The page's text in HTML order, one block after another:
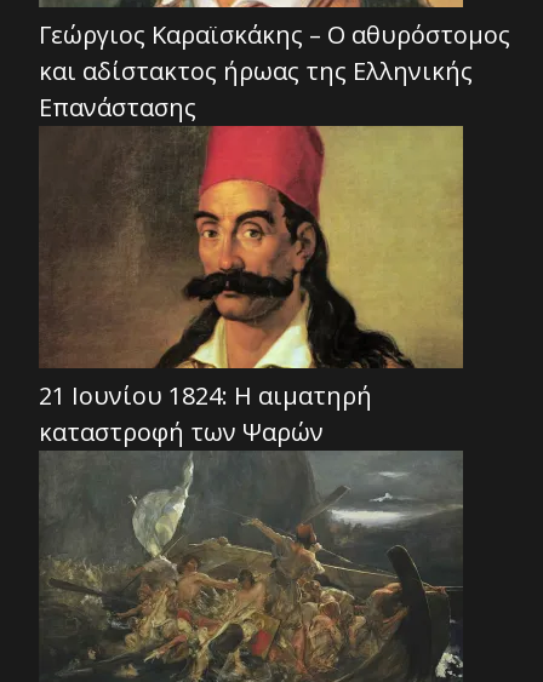
Γεώργιος Καραϊσκάκης – Ο αθυρόστομος
και αδίστακτος ήρωας της Ελληνικής
Επανάστασης
21 Ιουνίου 1824: Η αιματηρή
καταστροφή των Ψαρών